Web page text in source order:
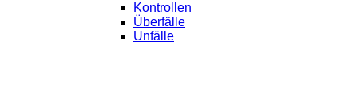
Kontrollen
Überfälle
Unfälle